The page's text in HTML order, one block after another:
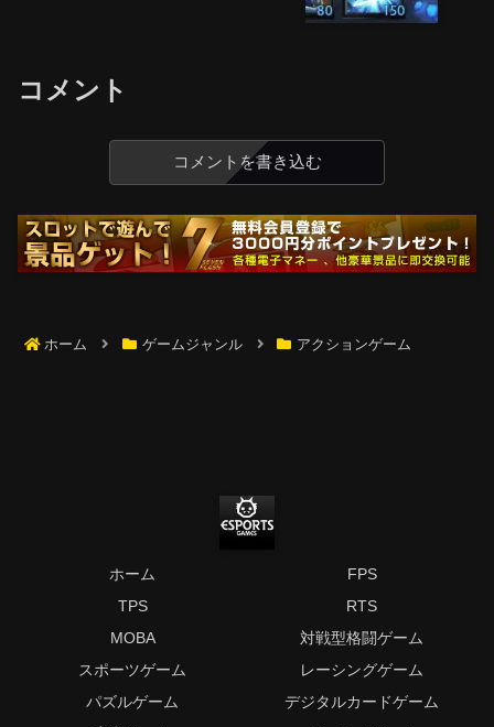
コメント
コメントを書き込む
ホーム ゲームジャンル アクションゲーム
ホーム
FPS
TPS
RTS
MOBA
対戦型格闘ゲーム
スポーツゲーム
レーシングゲーム
パズルゲーム
デジタルカードゲーム